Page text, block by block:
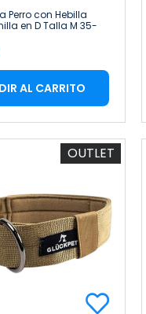
Perro con Hebilla
en D Talla M 35-
AL CARRITO
OUTLET